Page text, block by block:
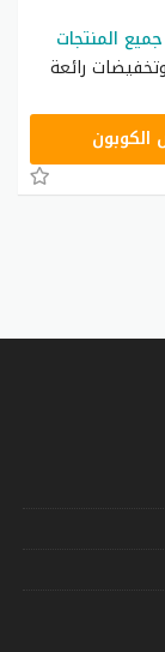
رائعة